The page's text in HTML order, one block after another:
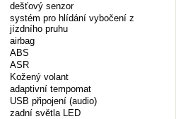
dešťový senzor
systém pro hlídání vybočení z
jízdního pruhu
airbag
ABS
ASR
Kožený volant
adaptivní tempomat
USB připojení (audio)
zadní světla LED